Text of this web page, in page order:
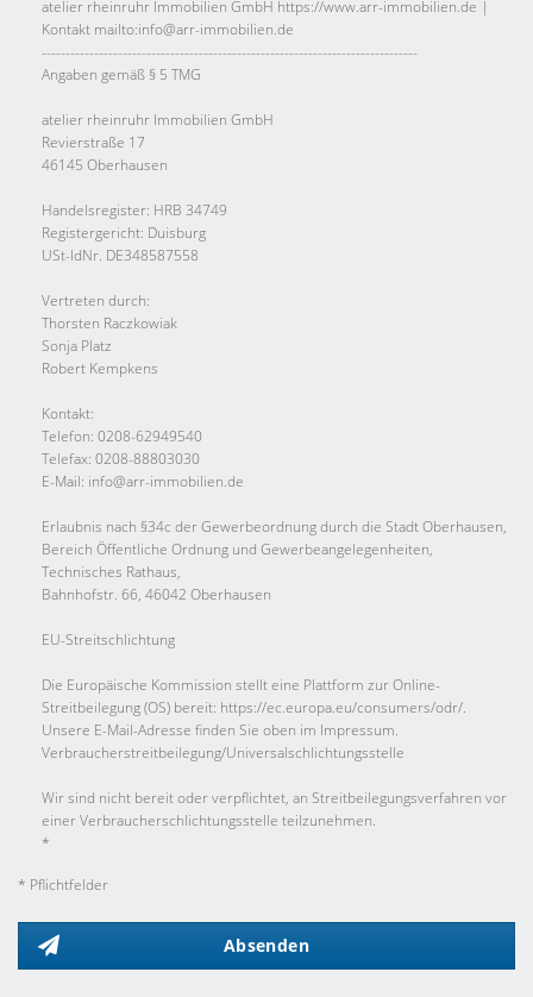
atelier rheinruhr Immobilien GmbH https://www.arr-immobilien.de |
Kontakt mailto:info@arr-immobilien.de
-------------------------------------------------------------------------------
Angaben gemäß § 5 TMG
atelier rheinruhr Immobilien GmbH
Revierstraße 17
46145 Oberhausen
Handelsregister: HRB 34749
Registergericht: Duisburg
USt-IdNr. DE348587558
Vertreten durch:
Thorsten Raczkowiak
Sonja Platz
Robert Kempkens
Kontakt:
Telefon: 0208-62949540
Telefax: 0208-88803030
E-Mail: info@arr-immobilien.de
Erlaubnis nach §34c der Gewerbeordnung durch die Stadt Oberhausen,
Bereich Öffentliche Ordnung und Gewerbeangelegenheiten,
Technisches Rathaus,
Bahnhofstr. 66, 46042 Oberhausen
EU-Streitschlichtung
Die Europäische Kommission stellt eine Plattform zur Online-
Streitbeilegung (OS) bereit: https://ec.europa.eu/consumers/odr/.
Unsere E-Mail-Adresse finden Sie oben im Impressum.
Verbraucher­streit­beilegung/Universal­schlichtungs­stelle
Wir sind nicht bereit oder verpflichtet, an Streitbeilegungsverfahren vor
einer Verbraucherschlichtungsstelle teilzunehmen.
*
* Pflichtfelder
Absenden